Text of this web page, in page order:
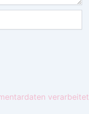
verarbeitet